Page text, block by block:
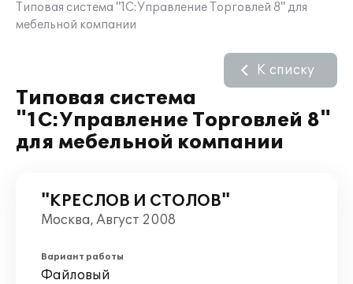
Типовая система "1С:Управление Торговлей 8" для
мебельной компании
Типовая система
"1С:Управление Торговлей 8"
для мебельной компании
К списку
"КРЕСЛОВ И СТОЛОВ"
Москва, Август 2008
Вариант работы
Файловый